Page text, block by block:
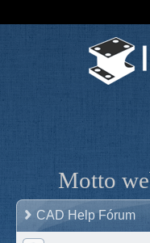
Motto
CAD Help Fórum